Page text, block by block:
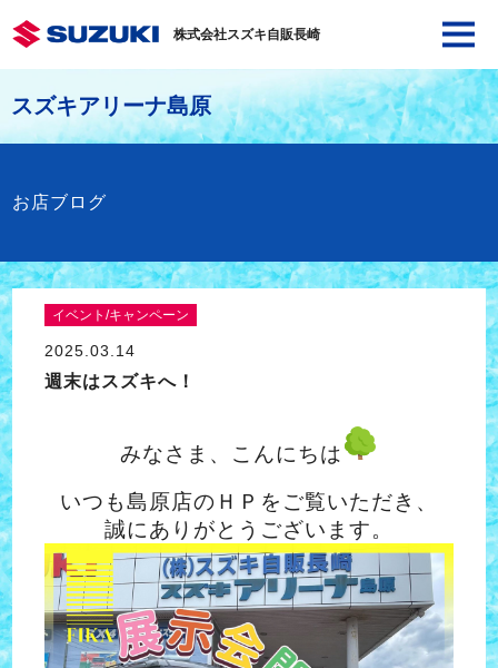
株式会社スズキ自販長崎
スズキアリーナ島原
お店ブログ
イベント/キャンペーン
2025.03.14
週末はスズキへ！
みなさま、こんにちは
いつも島原店のＨＰをご覧いただき、
誠にありがとうございます。